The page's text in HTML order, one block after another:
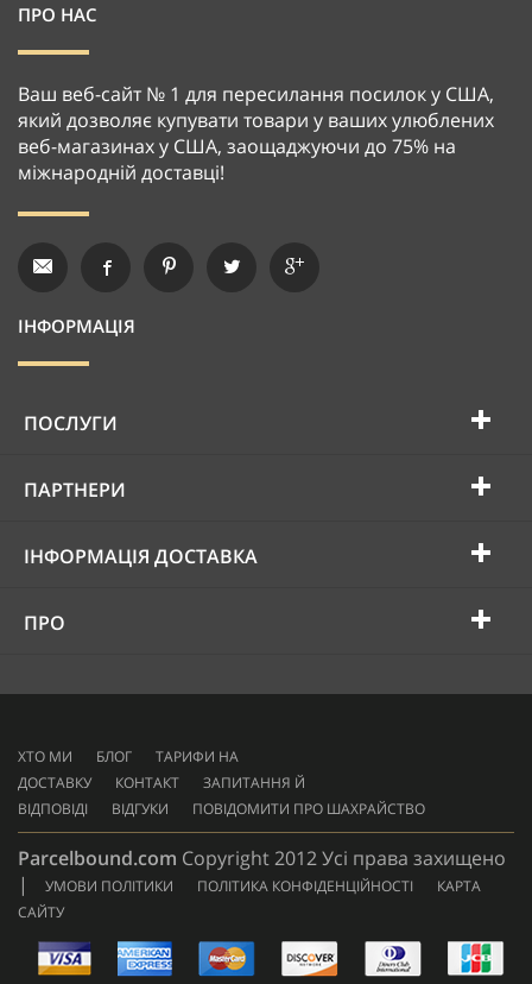
ПРО НАС
Ваш веб-сайт № 1 для пересилання посилок у США,
який дозволяє купувати товари у ваших улюблених
веб-магазинах у США, заощаджуючи до 75% на
міжнародній доставці!
ІНФОРМАЦІЯ
ПОСЛУГИ
ПАРТНЕРИ
ІНФОРМАЦІЯ ДОСТАВКА
ПРО
ХТО МИ БЛОГ
ТАРИФИ НА
ДОСТАВКУ
КОНТАКТ
ЗАПИТАННЯ Й
ВІДПОВІДІ
ВІДГУКИ ПОВІДОМИТИ ПРО ШАХРАЙСТВО
Parcelbound.com Copyright 2012 Усі права захищено
|
УМОВИ ПОЛІТИКИ ПОЛІТИКА КОНФІДЕНЦІЙНОСТІ
КАРТА
САЙТУ
AMERICAN
EXPRESS